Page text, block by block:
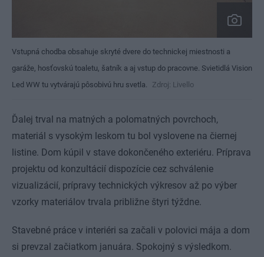
Vstupná chodba obsahuje skryté dvere do technickej miestnosti a
garáže, hosťovskú toaletu, šatník a aj vstup do pracovne. Svietidlá Vision
Led WW tu vytvárajú pôsobivú hru svetla.
Zdroj: Livello
Ďalej trval na matných a polomatných povrchoch,
materiál s vysokým leskom tu bol vyslovene na čiernej
listine. Dom kúpil v stave dokončeného exteriéru. Príprava
projektu od konzultácií dispozície cez schválenie
vizualizácií, prípravy technických výkresov až po výber
vzorky materiálov trvala približne štyri týždne.
Stavebné práce v interiéri sa začali v polovici mája a dom
si prevzal začiatkom januára. Spokojný s výsledkom.